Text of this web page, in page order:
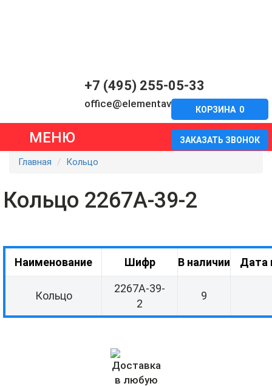
+7 (495) 255-05-33
office@elementavia.ru
ЗАКАЗАТЬ ЗВОНОК
КОРЗИНА 0
МЕНЮ
Главная Кольцо
Кольцо 2267А-39-2
Наименование Шифр В наличии Дата
Кольцо
2267А-39-
2
9